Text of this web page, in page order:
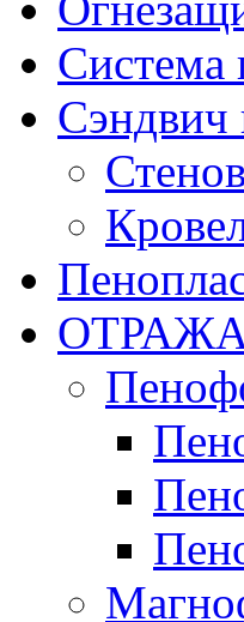
Система
Сэндвич